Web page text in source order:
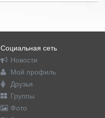
Социальная сеть
Новости
Мой профиль
Друзья
Группы
Фото